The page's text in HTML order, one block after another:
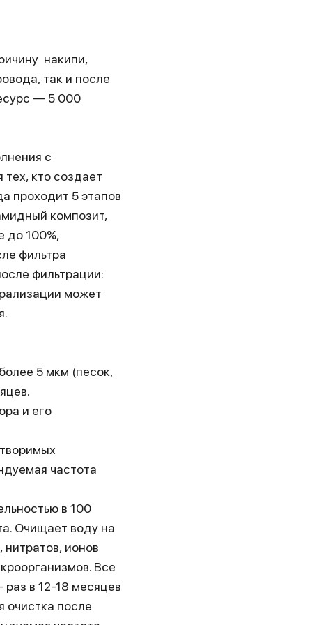
накипи,
так и после
— 5 000
с
кто создает
проходит 5 этапов
композит,
до 100%,
фильтра
фильтрации:
может
5 мкм (песок,
и его
частота
в 100
Очищает воду на
ионов
Все
в 12-18 месяцев
очистка после